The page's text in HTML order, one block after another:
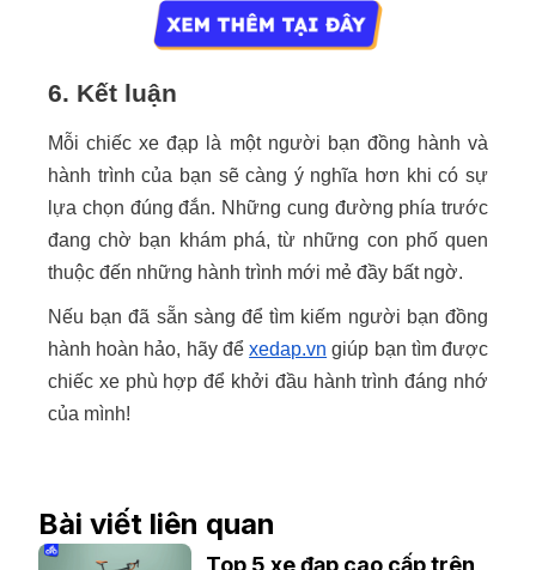
6. Kết luận
Mỗi chiếc xe đạp là một người bạn đồng hành và
hành trình của bạn sẽ càng ý nghĩa hơn khi có sự
lựa chọn đúng đắn. Những cung đường phía trước
đang chờ bạn khám phá, từ những con phố quen
thuộc đến những hành trình mới mẻ đầy bất ngờ.
Nếu bạn đã sẵn sàng để tìm kiếm người bạn đồng
hành hoàn hảo, hãy đểxedap.vn giúp bạn tìm được
chiếc xe phù hợp để khởi đầu hành trình đáng nhớ
của mình!
Bài viết liên quan
Top 5 xe đạp cao cấp trên